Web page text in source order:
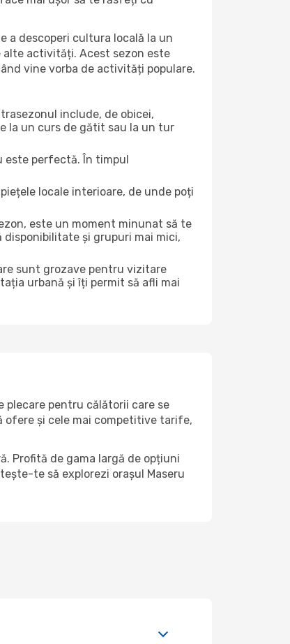
a descoperi cultura locală la un
activități. Acest sezon este
vine vorba de activități populare.
include, de obicei,
la un curs de gătit sau la un tur
este perfectă. În timpul
locale interioare, de unde poți
este un moment minunat să te
și grupuri mai mici,
sunt grozave pentru vizitare
urbană și îți permit să afli mai
plecare pentru călătorii care se
ofere și cele mai competitive tarife,
Profită de gama largă de opțiuni
te să explorezi orașul Maseru